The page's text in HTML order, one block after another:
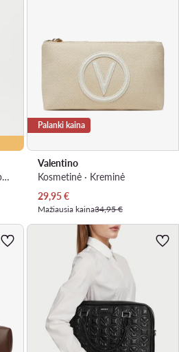
Nešiojamo kompiuterio krepšys · Juoda · 18″
Palanki kaina
Valentino
Kosmetinė · Kreminė
Dabartinė kaina
29,95€
Mažiausia kaina34,95 €